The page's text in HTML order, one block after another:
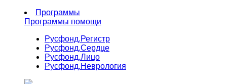
Программы
Программы помощи
Русфонд.Регистр
Русфонд.Сердце
Русфонд.Лицо
Русфонд.Неврология